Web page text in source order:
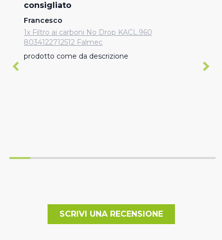
consigliato
Francesco
1x Filtro ai carboni No Drop KACL.960
8034122712512 Falmec
prodotto come da descrizione
SCRIVI UNA RECENSIONE